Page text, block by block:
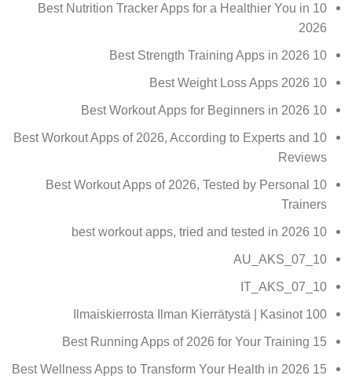
10 Best Nutrition Tracker Apps for a Healthier You in
2026
10 Best Strength Training Apps in 2026
10 Best Weight Loss Apps 2026
10 Best Workout Apps for Beginners in 2026
10 Best Workout Apps of 2026, According to Experts and
Reviews
10 Best Workout Apps of 2026, Tested by Personal
Trainers
10 best workout apps, tried and tested in 2026
10_07_AU_AKS
10_07_IT_AKS
100 Ilmaiskierrosta Ilman Kierrätystä | Kasinot
15 Best Running Apps of 2026 for Your Training
15 Best Wellness Apps to Transform Your Health in 2026